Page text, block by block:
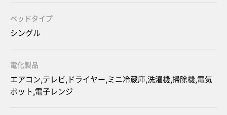
ベッドタイプ
シングル
電化製品
エアコン,テレビ,ドライヤー,ミニ冷蔵庫,洗濯機,掃除機,電気
ポット,電子レンジ